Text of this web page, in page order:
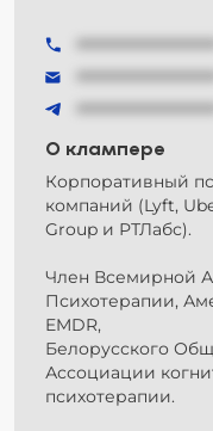
О клампере
Корпоративный
компаний (Lyft,
Group и РТЛабс).
Член Всемирной
Психотерапии,
EMDR,
Белорусского
Ассоциации
психотерапии.